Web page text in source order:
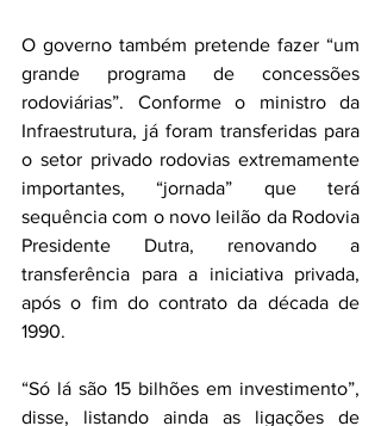
O governo também pretende fazer “um
grande programa de concessões
rodoviárias”. Conforme o ministro da
Infraestrutura, já foram transferidas para
o setor privado rodovias extremamente
importantes, “jornada” que terá
sequência com o novo leilão da Rodovia
Presidente Dutra, renovando a
transferência para a iniciativa privada,
após o fim do contrato da década de
1990.
“Só lá são 15 bilhões em investimento”,
disse, listando ainda as ligações de